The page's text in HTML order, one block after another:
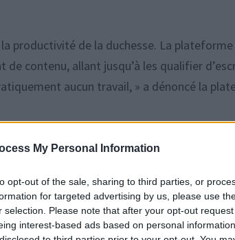
My Personal Information
opt-out of the sale, sharing to third parties, or
for targeted advertising by us, please use
selection. Please note that after your opt-out
interest-based ads based on personal
productivité de la duchesse. La plateforme
contenu, allant jusqu’à les qualifier
aucun travail, » a dénoncé la
plateforme nommée Lemonada. Meghan
de vie, leur carrière, leur ascension